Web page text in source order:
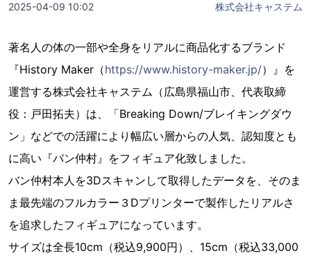
2025-04-09 10:02 株式会社キャステム
著名人の体の一部や全身をリアルに商品化するブランド
『History Maker（https://www.history-maker.jp/）』を
運営する株式会社キャステム（広島県福山市、代表取締
役：戸田拓夫）は、「Breaking Down/ブレイキングダウ
ン」などでの活躍により幅広い層からの人気、認知度とも
に高い『バン仲村』をフィギュア化致しました。
バン仲村本人を3Dスキャンして取得したデータを、そのま
ま最先端のフルカラー３Dプリンターで製作したリアルさ
を追求したフィギュアになっています。
サイズは全長10cm（税込9,900円）、15cm（税込33,000